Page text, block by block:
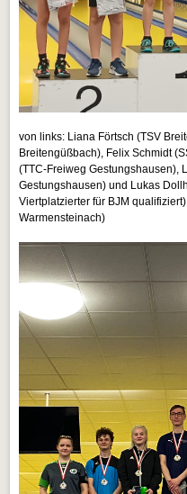
von links: Liana Förtsch (TSV
Breitengüßbach), Felix Schmidt
(TTC-Freiweg Gestungshausen),
Gestungshausen) und Lukas
Viertplatzierter für BJM
Warmensteinach)